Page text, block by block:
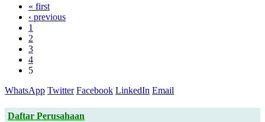
« first
‹ previous
1
2
3
4
5
WhatsApp Twitter Facebook LinkedIn Email
Daftar Perusahaan